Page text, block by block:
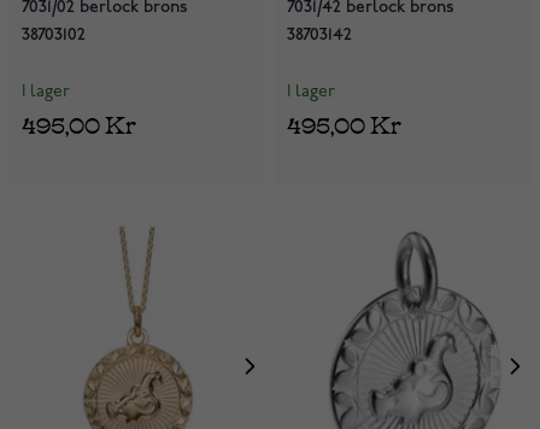
7031/02 berlock brons
38703102
I lager
495,00 Kr
7031/42 berlock brons
38703142
I lager
495,00 Kr